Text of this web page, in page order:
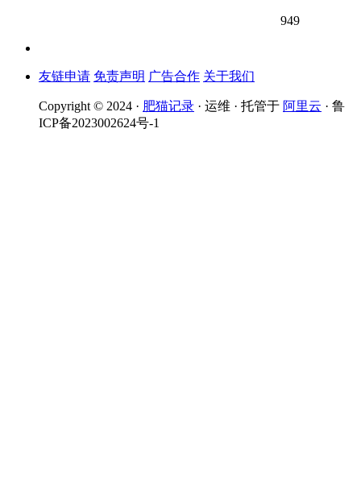
949
友链申请 免责声明 广告合作 关于我们
Copyright © 2024 · 肥猫记录 · 运维 · 托管于 阿里云 · 鲁
ICP备2023002624号-1